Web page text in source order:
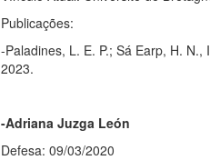
Publicações:
-Paladines, L. E. P.; Sá Earp, H.
2023.
-Adriana Juzga León
Defesa: 09/03/2020